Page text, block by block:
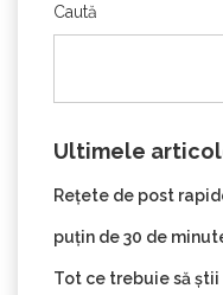
Caută
Ultimele
Rețete de post
puțin de 30 de
Tot ce trebuie să